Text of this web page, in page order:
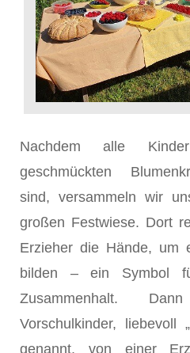
Nachdem alle
geschmückten
sind, versammeln wir
großen Festwiese. Dort
Erzieher die Hände, um
bilden – ein Symbol
Zusammenhalt.
Vorschulkinder, liebevoll
genannt, von einer